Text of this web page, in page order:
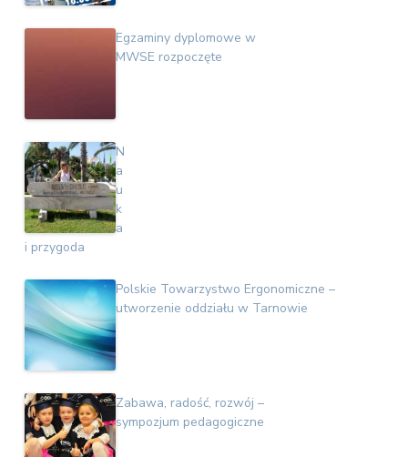
Egzaminy dyplomowe w
MWSE rozpoczęte
N
a
u
k
a
i przygoda
Polskie Towarzystwo Ergonomiczne –
utworzenie oddziału w Tarnowie
Zabawa, radość, rozwój –
sympozjum pedagogiczne